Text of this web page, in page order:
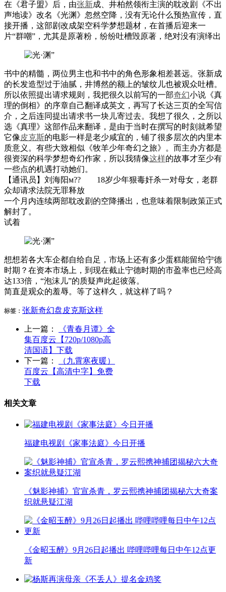
在《君子盟》后，由张新成、井柏然领衔主演的耽改剧《不出
声地读》改名《光渊》忽然空降，没有无论什么预热宣传，直
接开播，这部剧改成架空科学梦想题材，在首播后迎来一
片“群嘲”，尤其是原著粉，纷纷吐槽毁原著，绝对没有演绎出
书中的精髓，两位男主也和书中的角色形象相差甚远。张新成
的长发造型过于油腻，井博然的额上的皱纹儿也被观众吐槽。
所以依照提出请求规则，我把很久以前写的一部奇幻小说《真
理的倒相》的序章自己翻译成英文，再写了长达三页的全写信
介，之后连同提出请求书一块儿寄过去。我想了很久，之所以
选《真理》这部作品来翻译，是由于当时在撰写的时刻就希望
它像皮克斯的电影一样是老少咸宜的，铺了很多层次的内里本
质意义。有些大致相似《牧羊少年奇幻之旅》。而主办方都是
很资深的科学梦想奇幻作家，所以我猜像这样的故事才至少有
一些点的机遇打动她们。
【通讯员】刘海阳м?? 18岁少年狠毒奸杀一对母女，老群
众却请求法院无罪释放
一个月内连续两部耽改剧的空降播出，也意味着限制政策正式
解封了。
试着
想想若各大车企都自给自足，市场上还有多少蛋糕能留给宁德
时期？在资本市场上，到现在截止宁德时期的市盈率也已经高
达133倍，“泡沫儿”的质疑声此起彼落。
简直是观众的羞辱。等了这样久，就这样了吗？
标签： 张新奇幻盘皮克斯这样
上一篇：
《青春月谭》全
集百度云【720p/1080p高
清国语】下载
下一篇：
（九霄寒夜暖）
百度云【高清中字】免费
下载
相关文章
福建电视剧《家事法庭》今日开播
《魅影神捕》官宣杀青，罗云熙携神捕团揭秘六大奇案
织就悬疑江湖
《金昭玉醉》9月26日起播出 哔哩哔哩每日中午12点更
新